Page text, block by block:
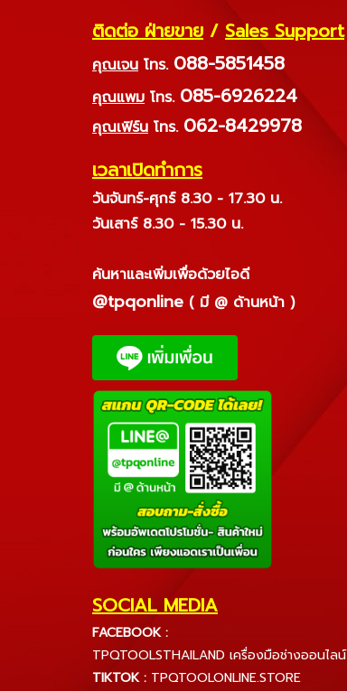
ติดต่อ ฝ่ายขาย / Sales Support
คุณเจน โทร. 088-5851458
คุณแพม โทร. 085-6926224
คุณเฟิร์น โทร. 062-8429978
เวลาเปิดทำการ
วันจันทร์-ศุกร์ 8.30 - 17.30 น.
วันเสาร์ 8.30 - 15.30 น.
ค้นหาและเพิ่มเพื่อด้วยไอดี
@tpqonline ( มี @ ด้านหน้า )
SOCIAL MEDIA
FACEBOOK :
TPQTOOLSTHAILAND เครื่องมือช่างออนไลน์
TIKTOK : TPQTOOLONLINE.STORE